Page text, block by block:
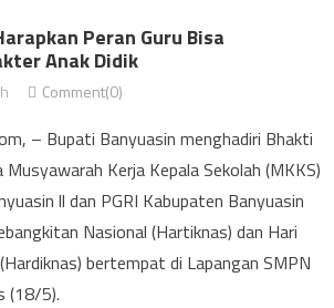
Peran Guru Bisa
Anak Didik
Comment(0)
– Bupati Banyuasin menghadiri Bhakti
Kerja Kepala Sekolah (MKKS)
ll dan PGRI Kabupaten Banyuasin
Nasional (Hartiknas) dan Hari
bertempat di Lapangan SMPN
(18/5).